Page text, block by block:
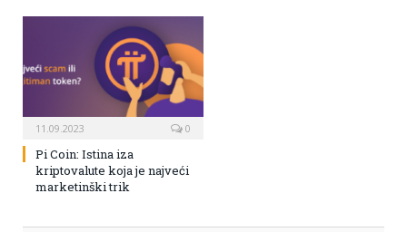
11.09.2023 0
Pi Coin: Istina iza
kriptovalute koja je najveći
marketinški trik